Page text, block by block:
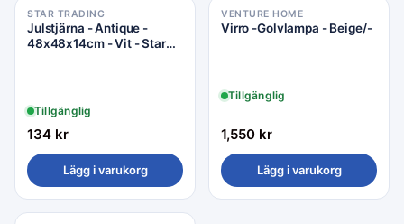
STAR TRADING
Julstjärna - Antique -
48x48x14cm - Vit - Star
Tillgänglig
134 kr
Lägg i varukorg
VENTURE HOME
Virro -Golvlampa - Beige/-
Tillgänglig
1,550 kr
Lägg i varukorg